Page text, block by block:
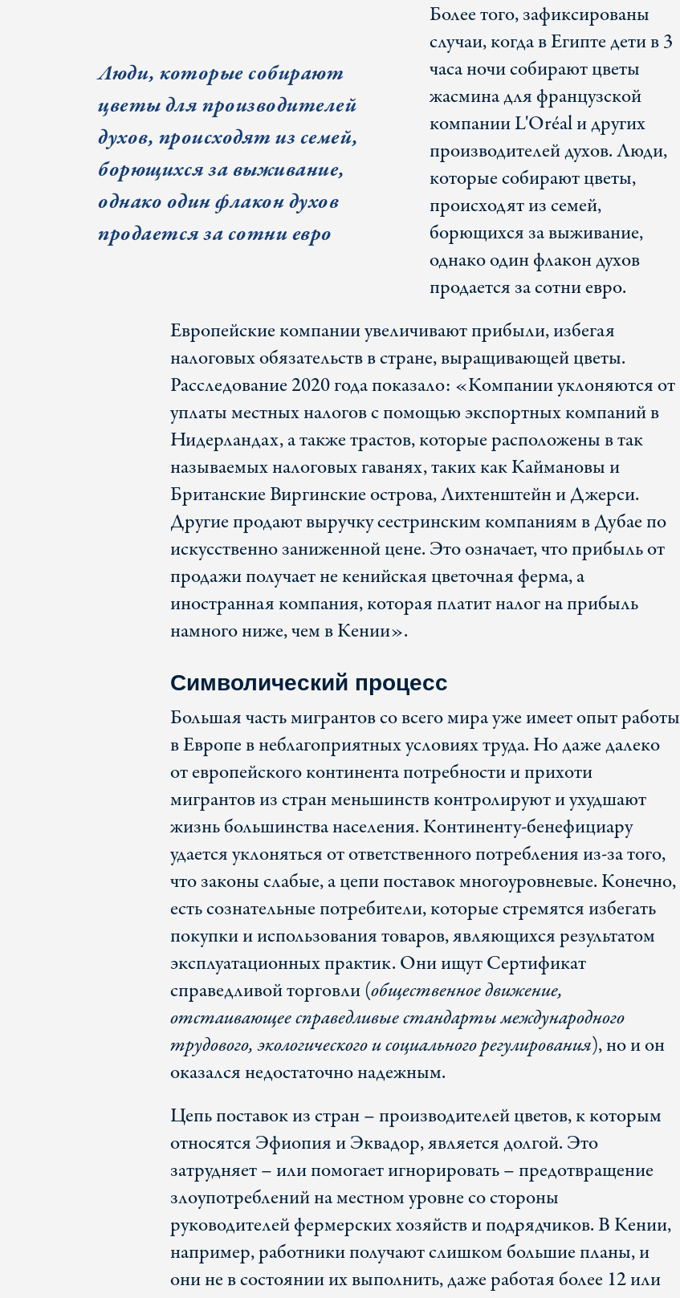
Люди, которые собирают
цветы для производителей
духов, происходят из семей,
борющихся за выживание,
однако один флакон духов
продается за сотни евро
Более того, зафиксированы
случаи, когда в Египте дети в 3
часа ночи собирают цветы
жасмина для французской
компании L'Oréal и других
производителей духов. Люди,
которые собирают цветы,
происходят из семей,
борющихся за выживание,
однако один флакон духов
продается за сотни евро.
Европейские компании увеличивают прибыли, избегая
налоговых обязательств в стране, выращивающей цветы.
Расследование 2020 года показало: «Компании уклоняются от
уплаты местных налогов с помощью экспортных компаний в
Нидерландах, а также трастов, которые расположены в так
называемых налоговых гаванях, таких как Каймановы и
Британские Виргинские острова, Лихтенштейн и Джерси.
Другие продают выручку сестринским компаниям в Дубае по
искусственно заниженной цене. Это означает, что прибыль от
продажи получает не кенийская цветочная ферма, а
иностранная компания, которая платит налог на прибыль
намного ниже, чем в Кении».
Символический процесс
Большая часть мигрантов со всего мира уже имеет опыт работы
в Европе в неблагоприятных условиях труда. Но даже далеко
от европейского континента потребности и прихоти
мигрантов из стран меньшинств контролируют и ухудшают
жизнь большинства населения. Континенту-бенефициару
удается уклоняться от ответственного потребления из-за того,
что законы слабые, а цепи поставок многоуровневые. Конечно,
есть сознательные потребители, которые стремятся избегать
покупки и использования товаров, являющихся результатом
эксплуатационных практик. Они ищут Сертификат
справедливой торговли (общественное движение,
отстаивающее справедливые стандарты международного
трудового, экологического и социального регулирования), но и он
оказался недостаточно надежным.
Цепь поставок из стран – производителей цветов, к которым
относятся Эфиопия и Эквадор, является долгой. Это
затрудняет – или помогает игнорировать – предотвращение
злоупотреблений на местном уровне со стороны
руководителей фермерских хозяйств и подрядчиков. В Кении,
например, работники получают слишком большие планы, и
они не в состоянии их выполнить, даже работая более 12 или